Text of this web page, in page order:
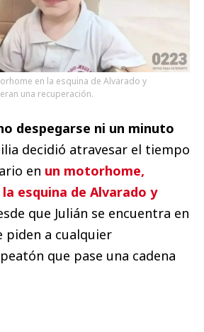
en la esquina de Alvarado y
una recuperación.
despegarse ni un minuto
decidió atravesar el tiempo
en un motorhome,
esquina de Alvarado y
que Julián se encuentra en
piden a cualquier
que pase una cadena